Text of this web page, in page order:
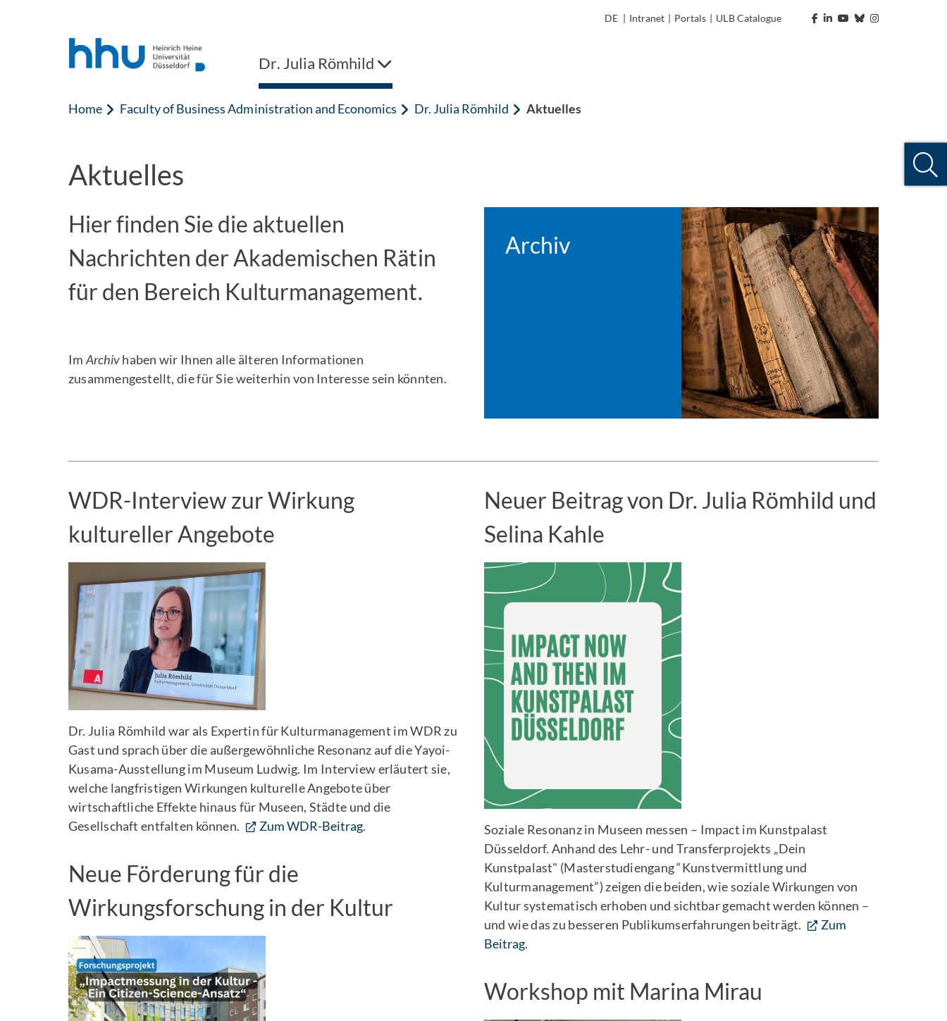
DE | Intranet | Portals | ULB Catalogue
Dr. Julia Römhild
Home Faculty of Business Administration and Economics Dr. Julia Römhild Aktuelles
Aktuelles
Hier finden Sie die aktuellen
Nachrichten der Akademischen Rätin
für den Bereich Kulturmanagement.
Im Archivhaben wir Ihnen alle älteren Informationen
zusammengestellt, die für Sie weiterhin von Interesse sein könnten.
Archiv
WDR-Interview zur Wirkung
kultureller Angebote
Dr. Julia Römhild war als Expertin für Kulturmanagement im WDR zu
Gast und sprach über die außergewöhnliche Resonanz auf die Yayoi-
Kusama-Ausstellung im Museum Ludwig. Im Interview erläutert sie,
welche langfristigen Wirkungen kulturelle Angebote über
wirtschaftliche Effekte hinaus für Museen, Städte und die
Gesellschaft entfalten können.
Zum WDR-Beitrag.
Neue Förderung für die
Wirkungsforschung in der Kultur
Neuer Beitrag von Dr. Julia Römhild und
Selina Kahle
Soziale Resonanz in Museen messen – Impact im Kunstpalast
Düsseldorf. Anhand des Lehr- und Transferprojekts „Dein
Kunstpalast" (Masterstudiengang “Kunstvermittlung und
Kulturmanagement”) zeigen die beiden, wie soziale Wirkungen von
Kultur systematisch erhoben und sichtbar gemacht werden können –
und wie das zu besseren Publikumserfahrungen beiträgt.
Zum
Beitrag.
Workshop mit Marina Mirau